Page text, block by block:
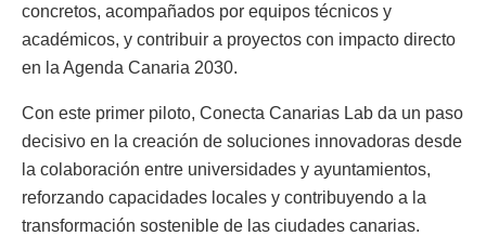
concretos, acompañados por equipos técnicos y
académicos, y contribuir a proyectos con impacto directo
en la Agenda Canaria 2030.
Con este primer piloto, Conecta Canarias Lab da un paso
decisivo en la creación de soluciones innovadoras desde
la colaboración entre universidades y ayuntamientos,
reforzando capacidades locales y contribuyendo a la
transformación sostenible de las ciudades canarias.